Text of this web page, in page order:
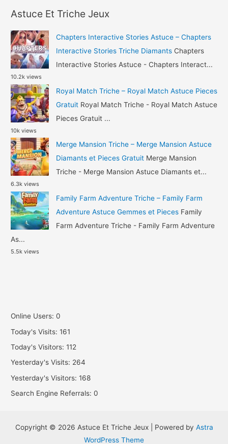
Gemmes
Pieces
Gratuit
h
f
o
r
:
Astuce Et Triche Jeux
Chapters Interactive Stories Astuce – Chapters
Interactive Stories Triche Diamants Chapters
Interactive Stories Astuce - Chapters Interact...
10.2k views
Royal Match Triche – Royal Match Astuce Pieces
Gratuit Royal Match Triche - Royal Match Astuce
Pieces Gratuit ...
10k views
Merge Mansion Triche – Merge Mansion Astuce
Diamants et Pieces Gratuit Merge Mansion
Triche - Merge Mansion Astuce Diamants et...
6.3k views
Family Farm Adventure Triche – Family Farm
Adventure Astuce Gemmes et Pieces Family
Farm Adventure Triche - Family Farm Adventure
As...
5.5k views
Online Users:0
Today's Visits:161
Today's Visitors:112
Yesterday's Visits: 264
Yesterday's Visitors:168
Search Engine Referrals:0
Copyright © 2026 Astuce Et Triche Jeux | Powered by Astra
WordPress Theme